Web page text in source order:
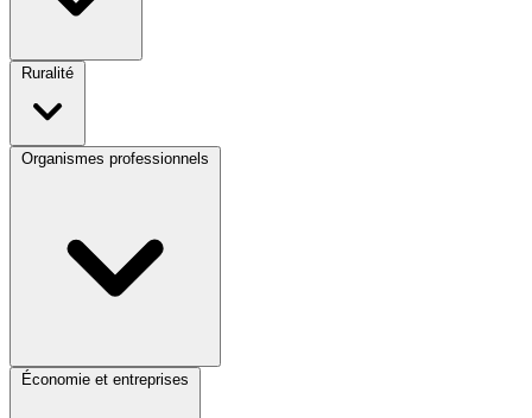
Ruralité
Organismes professionnels
Économie et entreprises